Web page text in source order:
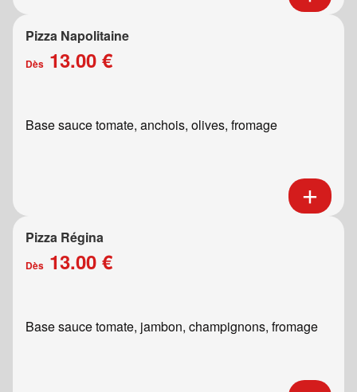
Pizza Napolitaine
Dès 13.00 €
Base sauce tomate, anchois, olives, fromage
Pizza Régina
Dès 13.00 €
Base sauce tomate, jambon, champignons, fromage